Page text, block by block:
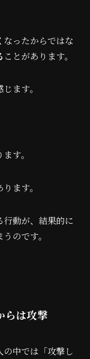
ったからではな
ことがあります。
ます。
す。
ます。
行動が、結果的に
のです。
らは攻撃
中では「攻撃し